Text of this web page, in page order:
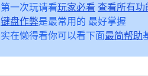
第一次玩请看玩家必看 查看所有功
键盘作弊是最常用的 最好掌握
实在懒得看你可以看下面最简帮助